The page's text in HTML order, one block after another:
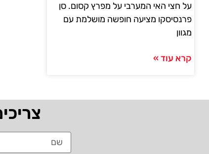
על חצי האי המערבי על מפרץ קסום. סן
פרנסיסקו מציעה חופשה מושלמת עם
מגוון
קרא עוד »